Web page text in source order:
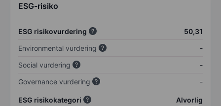
ESG-risiko
ESG risikovurdering
50,31
Environmental vurdering
-
Social vurdering
-
Governance vurdering
-
ESG risikokategori Alvorlig